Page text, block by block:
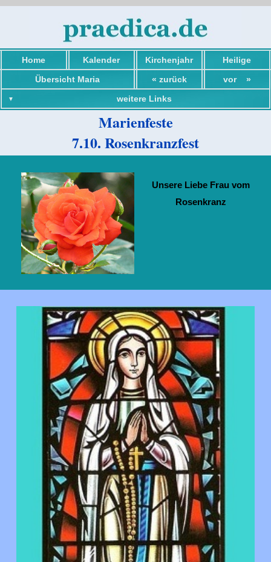
Home Kalender Kirchenjahr Heilige
Übersicht Maria « zurück vor »
« Marienfeste
Marienfeste »
Marienfeste
Texte zu Maria
Rosenkranzgebet
Übersicht Heilige
Einführung Heilige
Übersicht Heilige
Verschiedenes
Heilige Schrift
weitere Links
Marienfeste
7.10. Rosenkranzfest
Unsere Liebe Frau vom
Rosenkranz